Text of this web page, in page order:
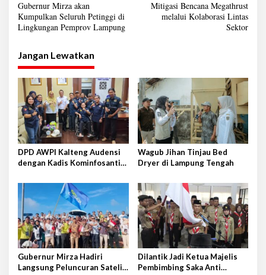
a
v
g
a
s
i
p
o
s
Gubernur Mirza akan
Kumpulkan Seluruh Petinggi di
Lingkungan Pemprov Lampung
Mitigasi Bencana Megathrust
melalui Kolaborasi Lintas
Sektor
Jangan Lewatkan
DPD AWPI Kalteng Audensi
dengan Kadis Kominfosantik
Rencana Kongnas II AWPI se-
Indonesia
Wagub Jihan Tinjau Bed
Dryer di Lampung Tengah
Gubernur Mirza Hadiri
Langsung Peluncuran Satelit
Dilantik Jadi Ketua Majelis
Pembimbing Saka Anti